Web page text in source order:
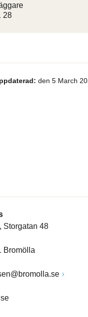
28
den 5 March
Storgatan 48
Bromölla